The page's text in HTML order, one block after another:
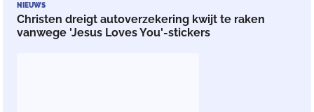
NIEUWS
Christen dreigt autoverzekering kwijt te raken
vanwege 'Jesus Loves You'-stickers